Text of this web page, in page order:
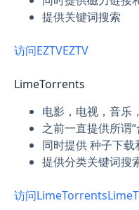
提供关键词搜索
访问EZTVEZTV
LimeTorrents
电影，电视，音乐
之前一直提供所谓
同时提供 种子下载
提供分类关键词搜
访问LimeTorrents